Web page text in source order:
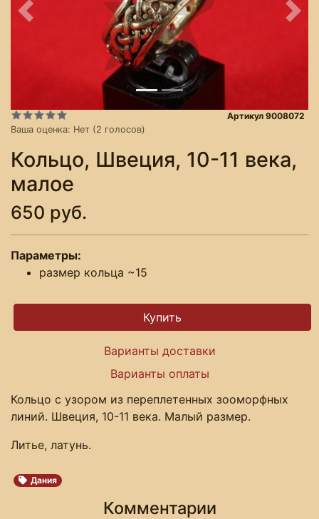
Предыдущее
Ваша оценка: Нет (2 голосов)
Артикул 9008072
Кольцо, Швеция, 10-11 века,
малое
650 руб.
Параметры:
размер кольца ~15
Варианты доставки
Варианты оплаты
Кольцо с узором из переплетенных зооморфных
линий. Швеция, 10-11 века. Малый размер.
Литье, латунь.
Дания
Комментарии